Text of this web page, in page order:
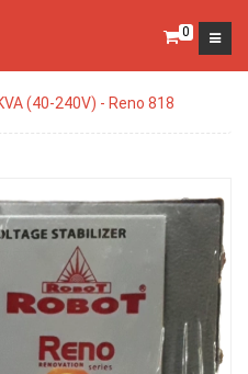
0
(40-240V) - Reno 818